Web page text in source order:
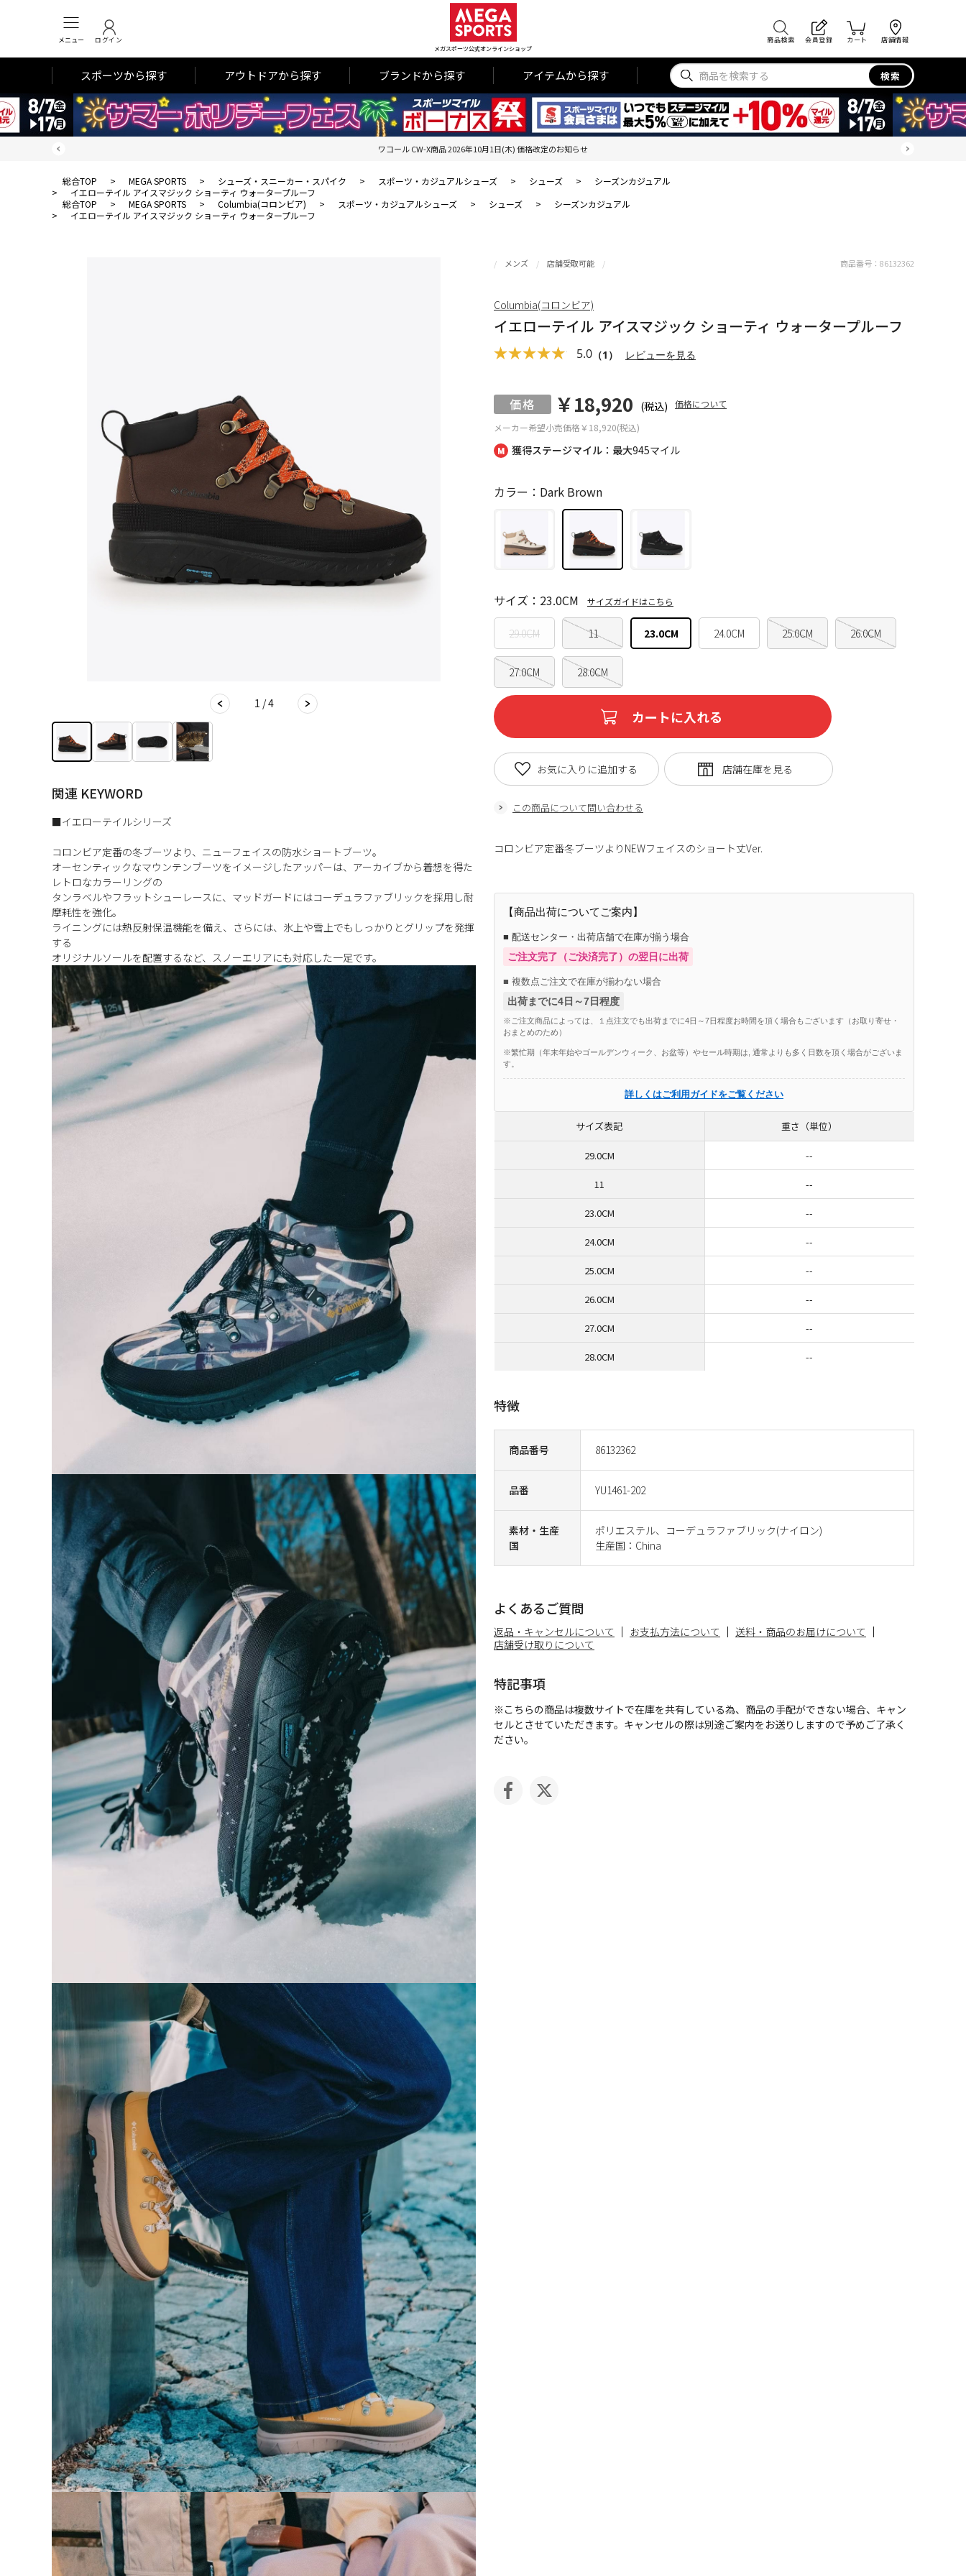
メニュー ログイン
メガスポーツ公式オンラインショップ
商品検索 会員登録 カート 店舗情報
スポーツから探す アウトドアから探す ブランドから探す アイテムから探す 検索
ワコール CW-X商品 2026年10月1日(木) 価格改定のお知らせ
総合TOP > MEGA SPORTS > シューズ・スニーカー・スパイク > スポーツ・カジュアルシューズ > シューズ >
シーズンカジュアル
>
イエローテイル アイスマジック ショーティ ウォータープルーフ
総合TOP
> MEGA SPORTS > Columbia(コロンビア) > スポーツ・カジュアルシューズ > シューズ >
シーズンカジュアル
>
イエローテイル アイスマジック ショーティ ウォータープルーフ
1 / 4
関連 KEYWORD
■イエローテイルシリーズ
コロンビア定番の冬ブーツより、ニューフェイスの防水ショートブーツ。
オーセンティックなマウンテンブーツをイメージしたアッパーは、アーカイブから着想を得た
レトロなカラーリングの
タンラベルやフラットシューレースに、マッドガードにはコーデュラファブリックを採用し耐
摩耗性を強化。
ライニングには熱反射保温機能を備え、さらには、氷上や雪上でもしっかりとグリップを発揮
する
オリジナルソールを配置するなど、スノーエリアにも対応した一足です。
獲得ステージマイル：最大945マイル
メンズ 店舗受取可能
イエローテイル アイスマジック ショーティ ウォータープルーフ
5.0 （1） レビューを見る
メーカー希望小売価格￥18,920(税込)
￥18,920 (税込) 価格について
商品番号 86132362
品番 YU1461-202
素材・生産
国
ポリエステル、コーデュラファブリック(ナイロン)
生産国：China
カラー：Dark Brown
29.0CM 11 23.0CM 24.0CM 25.0CM 26.0CM
27.0CM 28.0CM
サイズ：23.0CM サイズガイドはこちら
カートに入れる
この商品について問い合わせる
お気に入りに追加する
商品番号： 86132362
Columbia(コロンビア)
コロンビア定番冬ブーツよりNEWフェイスのショート丈Ver.
【商品出荷についてご案内】
■ 配送センター・出荷店舗で在庫が揃う場合
ご注文完了（ご決済完了）の翌日に出荷
■ 複数点ご注文で在庫が揃わない場合
出荷までに4日～7日程度
※ご注文商品によっては、１点注文でも出荷までに4日～7日程度お時間を頂く場合もございます（お取り寄せ・
おまとめのため）
※繁忙期（年末年始やゴールデンウィーク、お盆等）やセール時期は, 通常よりも多く日数を頂く場合がございま
す。
詳しくはご利用ガイドをご覧ください
特徴
よくあるご質問
返品・キャンセルについて お支払方法について
送料・商品のお届けについて
店舗受け取りについて
特記事項
※こちらの商品は複数サイトで在庫を共有している為、商品の手配ができない場合、キャン
セルとさせていただきます。キャンセルの際は別途ご案内をお送りしますので予めご了承く
ださい。
サイズ表記 重さ（単位）
29.0CM --
11 --
23.0CM --
24.0CM --
25.0CM --
26.0CM --
27.0CM --
28.0CM --